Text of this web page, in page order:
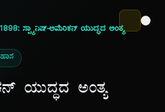
1898: ಸ್ಪ್ಯಾನಿಷ್-ಅಮೆರಿಕನ್ ಯುದ್ಧದ ಅಂತ್ಯ
ಯುದ್ಧದ ಅಂತ್ಯ